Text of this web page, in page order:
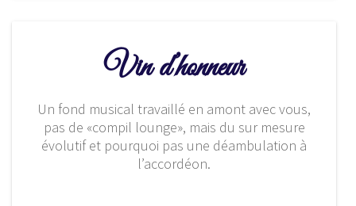
Vin d’honneur
Un fond musical travaillé en amont avec vous,
pas de «compil lounge», mais du sur mesure
évolutif et pourquoi pas une déambulation à
l’accordéon.